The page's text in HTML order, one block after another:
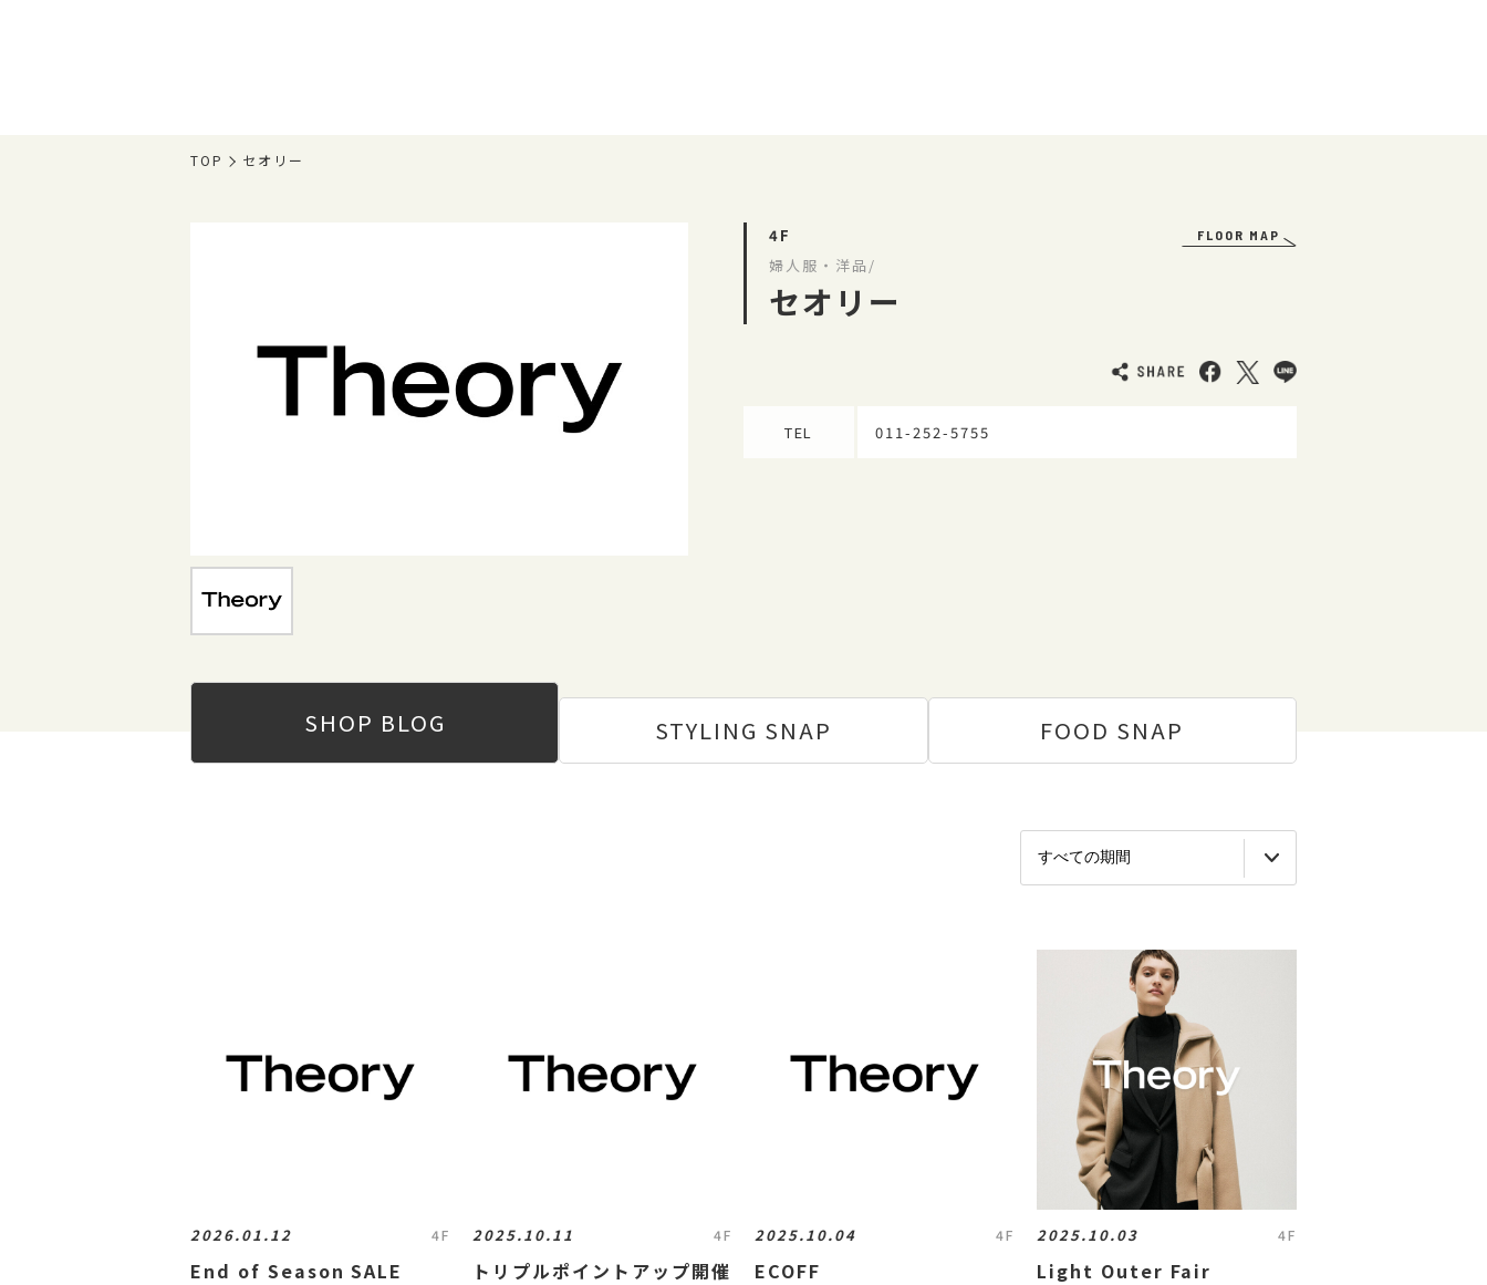
TOP セオリー
4F FLOOR MAP
婦人服・洋品/
セオリー
TEL 011-252-5755
SHOP BLOG STYLING SNAP FOOD SNAP
2026.01.12 4F
End of Season SALE
2025.10.11 4F
トリプルポイントアップ開催
2025.10.04 4F
ECOFF
2025.10.03 4F
Light Outer Fair